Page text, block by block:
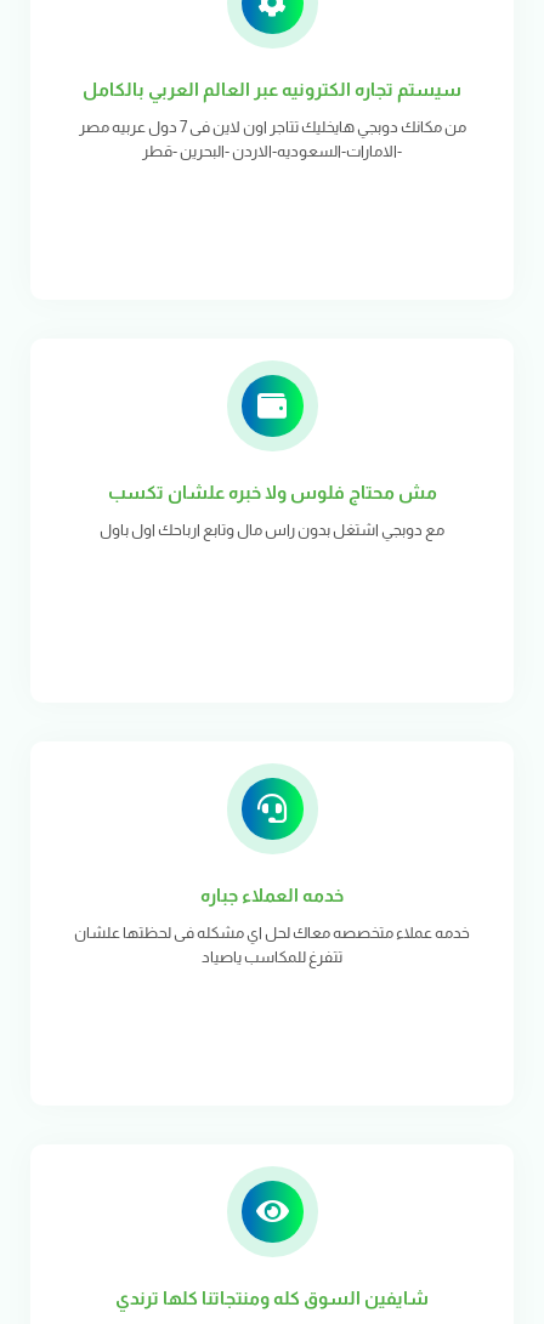
سيستم تجاره الكترونيه عبر العالم العربي بالكامل
من مكانك دوبجي هايخليك تتاجر اون لاين فى 7 دول عربيه مصر
-الامارات-السعوديه-الاردن -البحرين -قطر
مش محتاج فلوس ولا خبره علشان تكسب
مع دوبجي اشتغل بدون راس مال وتابع ارباحك اول باول
خدمه العملاء جباره
خدمه عملاء متخصصه معاك لحل اي مشكله فى لحظتها علشان
تتفرغ للمكاسب ياصياد
شايفين السوق كله ومنتجاتنا كلها ترندي